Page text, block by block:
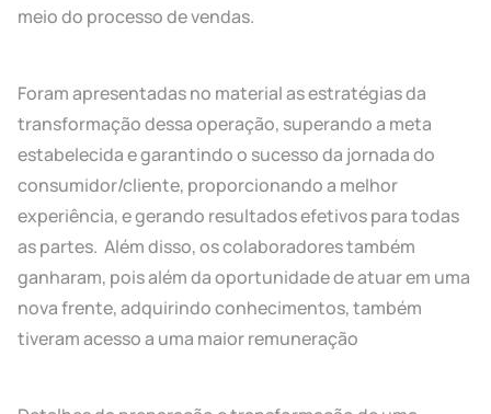
meio do processo de vendas.
Foram apresentadas no material as estratégias da
transformação dessa operação, superando a meta
estabelecida e garantindo o sucesso da jornada do
consumidor/cliente, proporcionando a melhor
experiência, e gerando resultados efetivos para todas
as partes. Além disso, os colaboradores também
ganharam, pois além da oportunidade de atuar em uma
nova frente, adquirindo conhecimentos, também
tiveram acesso a uma maior remuneração